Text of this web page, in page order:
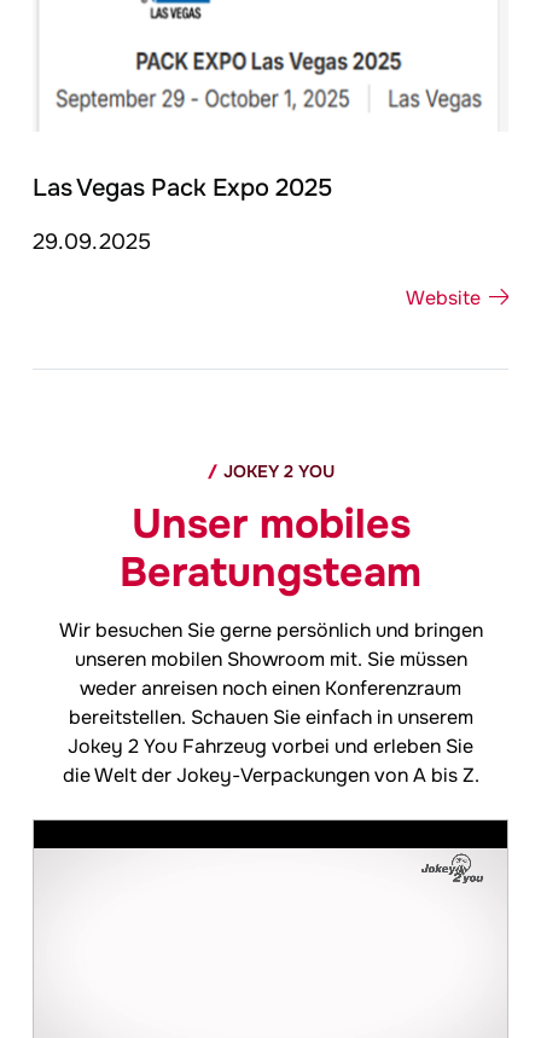
Las Vegas Pack Expo 2025
29.09.2025
Website
JOKEY2 YOU
Unser mobiles
Beratungsteam
Wir besuchen Sie gerne persönlich und bringen
unseren mobilen Showroom mit. Sie müssen
weder anreisen noch einen Konferenzraum
bereitstellen. Schauen Sie einfach in unserem
Jokey 2 You Fahrzeug vorbei und erleben Sie
die Welt der Jokey-Verpackungen von A bis Z.